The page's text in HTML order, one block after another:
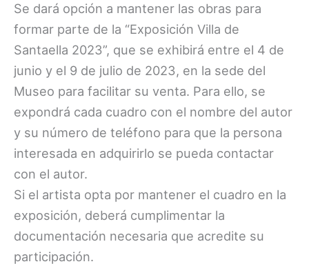
Se dará opción a mantener las obras para
formar parte de la “Exposición Villa de
Santaella 2023”, que se exhibirá entre el 4 de
junio y el 9 de julio de 2023, en la sede del
Museo para facilitar su venta. Para ello, se
expondrá cada cuadro con el nombre del autor
y su número de teléfono para que la persona
interesada en adquirirlo se pueda contactar
con el autor.
Si el artista opta por mantener el cuadro en la
exposición, deberá cumplimentar la
documentación necesaria que acredite su
participación.